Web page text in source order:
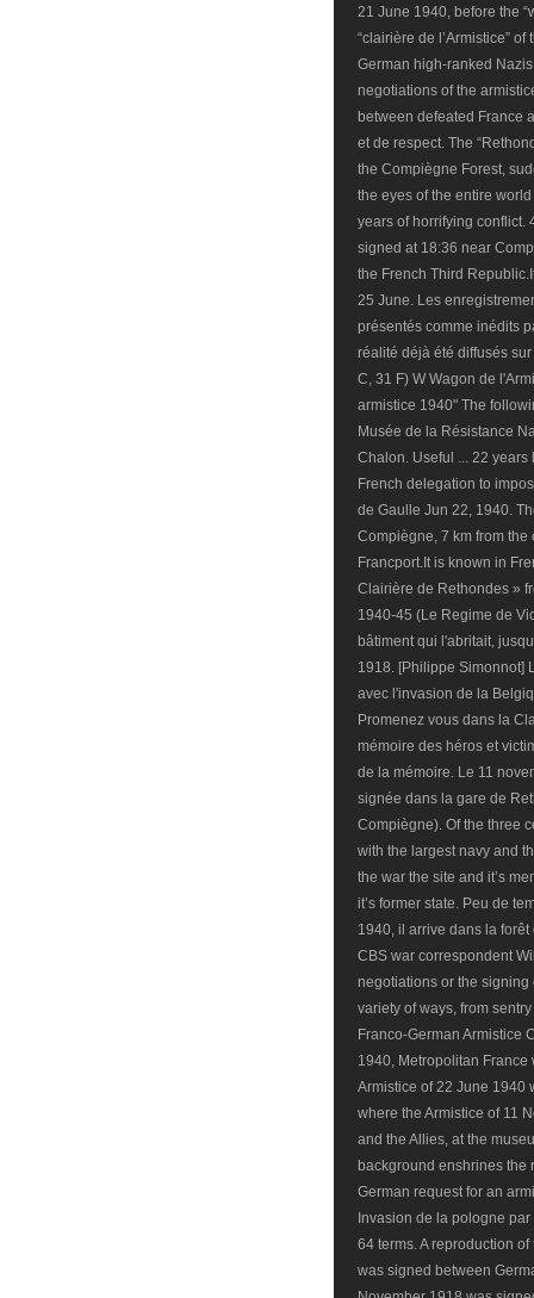
21 June 1940, before the
“clairière de l’Armistice”
German high-ranked
negotiations of the
between defeated France
et de respect. The
the Compiègne Forest,
the eyes of the entire
years of horrifying conflict.
signed at 18:36 near
the French Third
25 June. Les
présentés comme inédits
réalité déjà été diffusés
C, 31 F) W Wagon de
armistice 1940" The
Musée de la Résistance
Chalon. Useful ... 22
French delegation to
de Gaulle Jun 22, 1940.
Compiègne, 7 km from
Francport.It is known in
Clairière de Rethondes »
1940-45 (Le Regime de
bâtiment qui l'abritait,
1918. [Philippe Simonnot]
avec l'invasion de la
Promenez vous dans la
mémoire des héros et
de la mémoire. Le 11
signée dans la gare de
Compiègne). Of the three
with the largest navy and
the war the site and it’s
it’s former state. Peu de
1940, il arrive dans la
CBS war correspondent
negotiations or the signing
variety of ways, from
Franco-German Armistice
1940, Metropolitan
Armistice of 22 June 1940
where the Armistice of 11
and the Allies, at the
background enshrines the
German request for an
Invasion de la pologne
64 terms. A reproduction
was signed between